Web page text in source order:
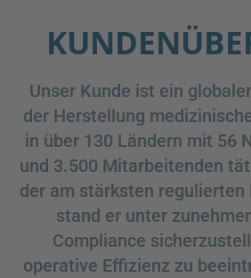
Unser Kunde ist ein
der Herstellung
in über 130 Ländern mit 56
und 3.500 Mitarbeitenden
der am stärksten regulierten
stand er unter
Compliance
operative Effizienz zu